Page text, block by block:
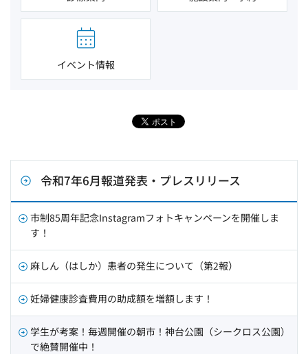
イベント情報
令和7年6月報道発表・プレスリリース
市制85周年記念Instagramフォトキャンペーンを開催しま
す！
麻しん（はしか）患者の発生について（第2報）
妊婦健康診査費用の助成額を増額します！
学生が考案！毎週開催の朝市！神台公園（シークロス公園）
で絶賛開催中！